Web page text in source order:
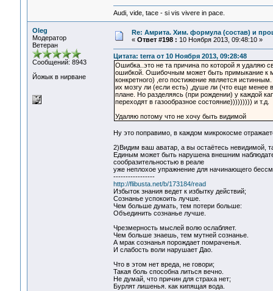
Audi, vide, tace - si vis vivere in pace.
Oleg
Модератор
Ветеран
Сообщений: 8943
Йожык в нирване
Re: Амрита. Хим. формула (состав) и
« Ответ #198 : 10 Ноября 2013, 09:48:10 »
Цитата: terra от 10 Ноября 2013, 09:28:48
Ошибка..это не та причина по которой я удаляю
ошибкой. Ошибочным может быть примыкание к
конкретного) ,его постижение является
их мозгу ли (если есть) ,душе ли (что еще менее
плане. Но разделяясь (при рождении) у каждой
переходят в газообразное состояние))))))))) и т.д.
Удаляю потому что не хочу быть видимой
Ну это поправимо, в каждом микрокосме
2)Видим ваш аватар, а вы остаётесь невидимой,
Единым может быть нарушена внешним
сообразительностью в реале
уже неплохое упражнение для начинающего
-----------------
http://flibusta.net/b/173184/read
Избыток знания ведет к избытку действий;
Сознанье успокоить лучше.
Чем больше думать, тем потери больше:
Объединить сознанье лучше.
Чрезмерность мыслей волю ослабляет.
Чем больше знаешь, тем мутней сознанье.
А мрак сознанья порождает помраченья.
И слабость воли нарушает Дао.
Что в этом нет вреда, не говори;
Такая боль способна литься вечно.
Не думай, что причин для страха нет;
Бурлят лишенья. как кипящая вода.